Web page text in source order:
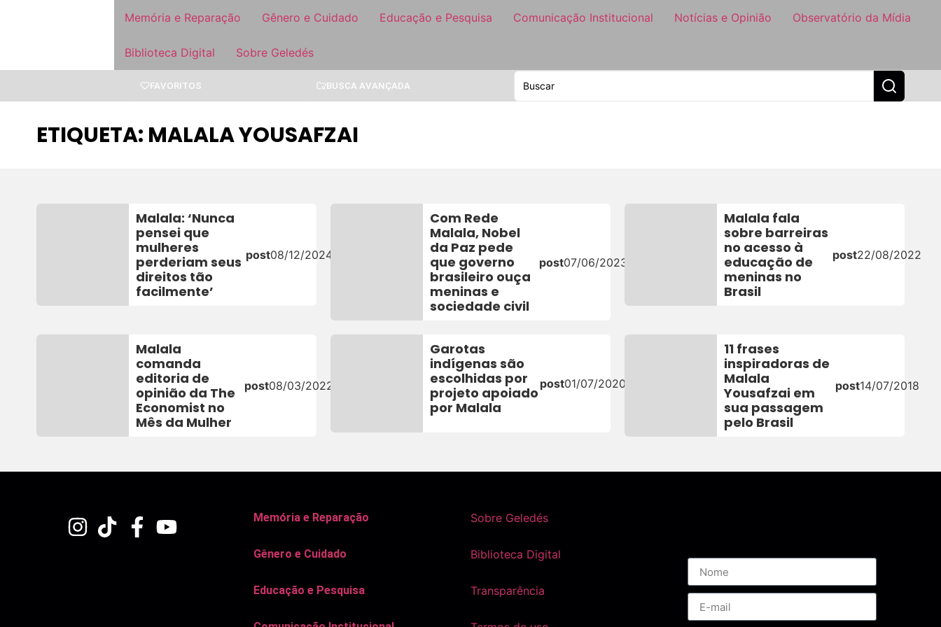
Memória e Reparação Gênero e Cuidado Educação e Pesquisa Comunicação Institucional Notícias e Opinião Observatório da Mídia
Biblioteca Digital Sobre Geledés
FAVORITOS BUSCA AVANÇADA
ETIQUETA: MALALA YOUSAFZAI
Malala: ‘Nunca
pensei que
mulheres
perderiam seus
direitos tão
facilmente’
post08/12/2024
Com Rede
Malala, Nobel
da Paz pede
que governo
brasileiro ouça
meninas e
sociedade civil
post07/06/2023
Malala fala
sobre barreiras
no acesso à
educação de
meninas no
Brasil
post22/08/2022
Malala
comanda
editoria de
opinião da The
Economist no
Mês da Mulher
post08/03/2022
Garotas
indígenas são
escolhidas por
projeto apoiado
por Malala
post01/07/2020
11 frases
inspiradoras de
Malala
Yousafzai em
sua passagem
pelo Brasil
post14/07/2018
Memória e Reparação
Gênero e Cuidado
Educação e Pesquisa
Sobre Geledés
Biblioteca Digital
Transparência